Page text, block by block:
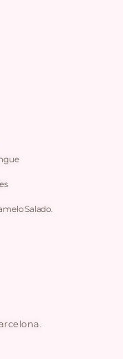
Salado.